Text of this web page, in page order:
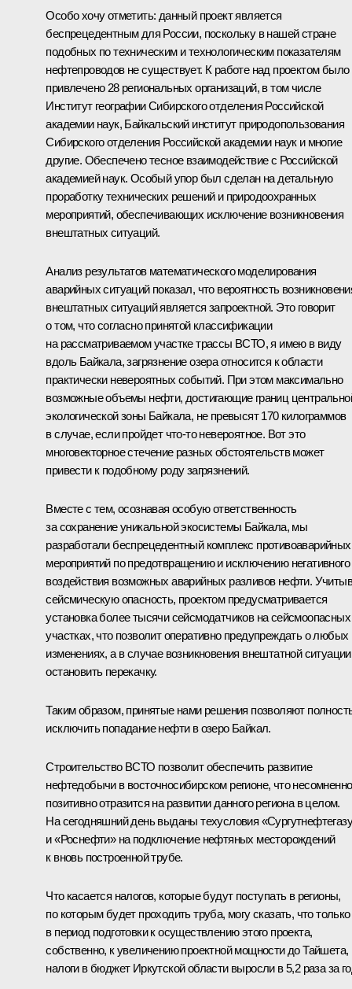
Особо хочу отметить: данный проект является
беспрецедентным для России, поскольку в нашей стране
подобных по техническим и технологическим показателям
нефтепроводов не существует. К работе над проектом было
привлечено 28 региональных организаций, в том числе
Институт географии Сибирского отделения Российской
академии наук, Байкальский институт природопользования
Сибирского отделения Российской академии наук и многие
другие. Обеспечено тесное взаимодействие с Российской
академией наук. Особый упор был сделан на детальную
проработку технических решений и природоохранных
мероприятий, обеспечивающих исключение возникновения
внештатных ситуаций.
Анализ результатов математического моделирования
аварийных ситуаций показал, что вероятность
внештатных ситуаций является запроектной. Это говорит
о том, что согласно принятой классификации
на рассматриваемом участке трассы ВСТО, я имею в виду
вдоль Байкала, загрязнение озера относится к области
практически невероятных событий. При этом максимально
возможные объемы нефти, достигающие границ
экологической зоны Байкала, не превысят 170 килограммов
в случае, если пройдет что‑то невероятное. Вот это
многовекторное стечение разных обстоятельств может
привести к подобному роду загрязнений.
Вместе с тем, осознавая особую ответственность
за сохранение уникальной экосистемы Байкала, мы
разработали беспрецедентный комплекс противоаварийных
мероприятий по предотвращению и исключению негативного
воздействия возможных аварийных разливов нефти.
сейсмическую опасность, проектом предусматривается
установка более тысячи сейсмодатчиков на сейсмоопасных
участках, что позволит оперативно предупреждать о любых
изменениях, а в случае возникновения внештатной ситуации
остановить перекачку.
Таким образом, принятые нами решения позволяют
исключить попадание нефти в озеро Байкал.
Строительство ВСТО позволит обеспечить развитие
нефтедобычи в восточносибирском регионе, что несомненно
позитивно отразится на развитии данного региона в целом.
На сегодняшний день выданы техусловия
и «Роснефти» на подключение нефтяных месторождений
к вновь построенной трубе.
Что касается налогов, которые будут поступать в регионы,
по которым будет проходить труба, могу сказать, что только
в период подготовки к осуществлению этого проекта,
собственно, к увеличению проектной мощности до Тайшета,
налоги в бюджет Иркутской области выросли в 5,2 раза за